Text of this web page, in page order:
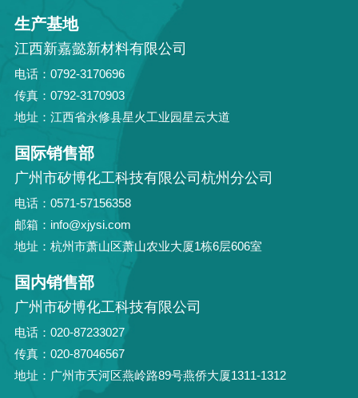
生产基地
江西新嘉懿新材料有限公司
电话：0792-3170696
传真：0792-3170903
地址：江西省永修县星火工业园星云大道
国际销售部
广州市矽博化工科技有限公司杭州分公司
电话：0571-57156358
邮箱：info@xjysi.com
地址：杭州市萧山区萧山农业大厦1栋6层606室
国内销售部
广州市矽博化工科技有限公司
电话：020-87233027
传真：020-87046567
地址：广州市天河区燕岭路89号燕侨大厦1311-1312